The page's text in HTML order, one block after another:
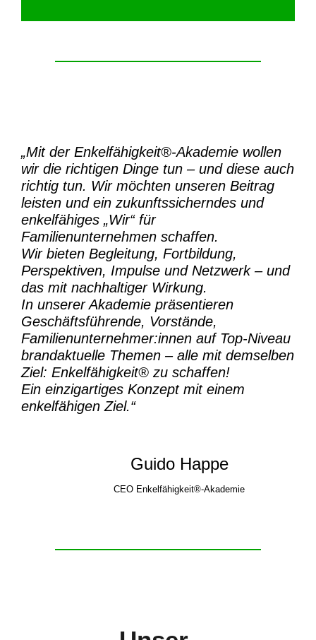
„Mit der Enkelfähigkeit®-Akademiewollen
wir die richtigen Dinge tun – und diese auch
richtig tun. Wir möchten unseren Beitrag
leisten und ein zukunftssicherndes und
enkelfähiges „Wir“ für
Familienunternehmen schaffen.
Wir bieten Begleitung, Fortbildung,
Perspektiven, Impulse und Netzwerk – und
das mit nachhaltiger Wirkung.
In unserer Akademie präsentieren
Geschäftsführende, Vorstände,
Familienunternehmer:innen auf Top-Niveau
brandaktuelle Themen – alle mit demselben
Ziel: Enkelfähigkeit® zu schaffen!
Ein einzigartiges Konzept mit einem
enkelfähigen Ziel.“
Guido Happe
CEO Enkelfähigkeit®-Akademie